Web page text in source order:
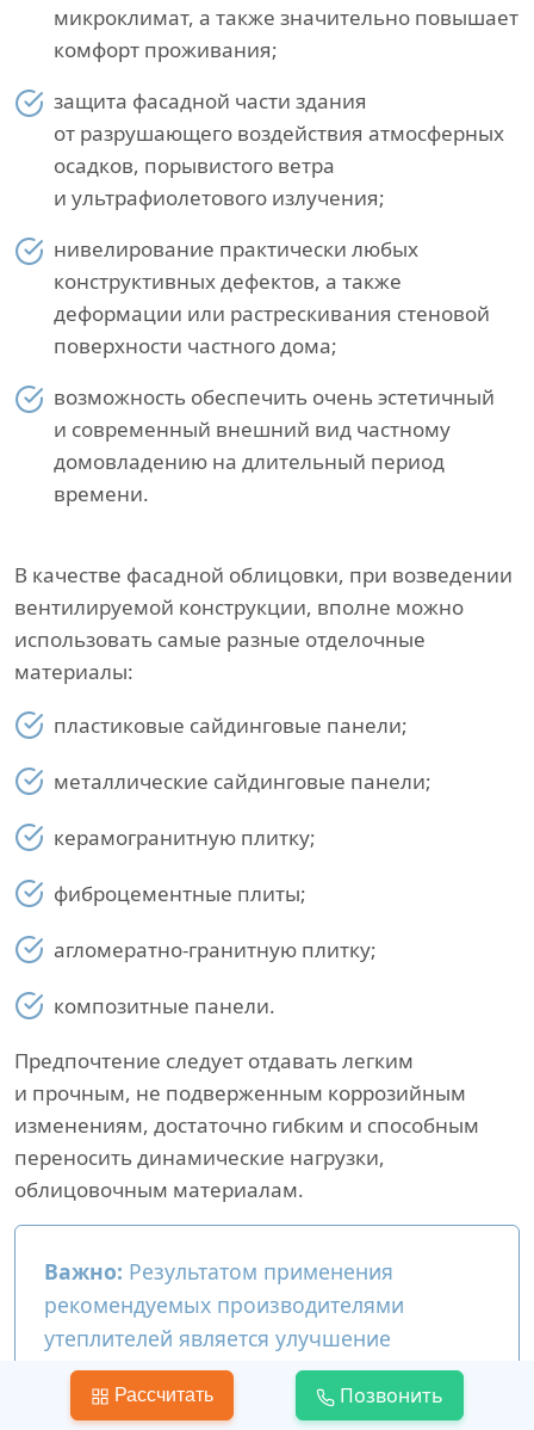
микроклимат, а также значительно повышает
комфорт проживания;
защита фасадной части здания
от разрушающего воздействия атмосферных
осадков, порывистого ветра
и ультрафиолетового излучения;
нивелирование практически любых
конструктивных дефектов, а также
деформации или растрескивания стеновой
поверхности частного дома;
возможность обеспечить очень эстетичный
и современный внешний вид частному
домовладению на длительный период
времени.
В качестве фасадной облицовки, при возведении
вентилируемой конструкции, вполне можно
использовать самые разные отделочные
материалы:
пластиковые сайдинговые панели;
металлические сайдинговые панели;
керамогранитную плитку;
фиброцементные плиты;
агломератно-гранитную плитку;
композитные панели.
Предпочтение следует отдавать легким
и прочным, не подверженным коррозийным
изменениям, достаточно гибким и способным
переносить динамические нагрузки,
облицовочным материалам.
Важно: Результатом применения
рекомендуемых производителями
утеплителей является улучшение
звукоизоляции и вынос точки росы
из стеновой конструкции, что позволяет
Рассчитать Позвонить